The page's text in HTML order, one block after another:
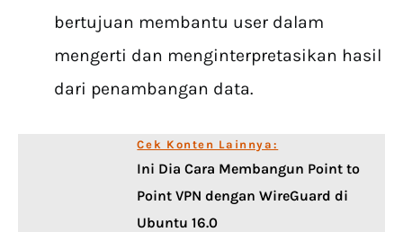
bertujuan membantu user dalam
mengerti dan menginterpretasikan hasil
dari penambangan data.
Cek Konten Lainnya:
Ini Dia Cara Membangun Point to
Point VPN dengan WireGuard di
Ubuntu 16.0